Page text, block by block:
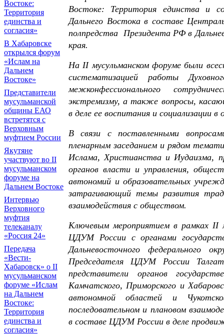
Востоке:
Территория
единства и
согласия»
В Хабаровске
открылся форум
«Ислам на
Дальнем
Востоке»
Представители
мусульманской
общины ЕАО
встретятся с
Верховным
муфтием России
Якутяне
участвуют во II
мусульманском
форуме на
Дальнем Востоке
Интервью
Верховного
муфтия
телеканалу
«Россия 24»
Передача
«Вести-
Хабаровск» о II
мусульманском
форуме «Ислам
на Дальнем
Востоке:
Территория
единства и
согласия»
Востоке: Территория единства и
Дальнего Востока в составе
полпредства Президента РФ в
края.
На II мусульманском форуме были
систематизацией работы
межконфессионального
экстремизму, а также вопросы,
в деле ее воспитания и социализации в
В связи с поставленными
пленарным заседанием и рядом
Ислама, Христианства и Иудаизма,
органов власти и управления,
автономий и образовательных
затрагивающий темы развития
взаимодействия с обществом.
Ключевым мероприятием в рамках II
ЦДУМ России с органами
Дальневосточного федерального
Председателя ЦДУМ России
представители органов
Камчатского, Приморского и
автономной областей и
последовательном и плановом
в составе ЦДУМ России в деле